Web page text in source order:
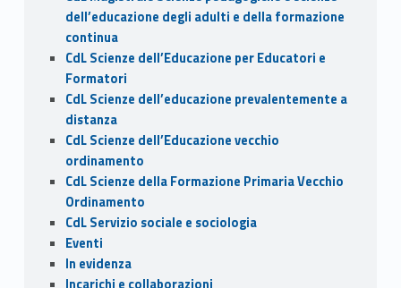
dell’educazione degli adulti e della formazione
continua
CdL Scienze dell’Educazione per Educatori e
Formatori
CdL Scienze dell’educazione prevalentemente a
distanza
CdL Scienze dell’Educazione vecchio
ordinamento
CdL Scienze della Formazione Primaria Vecchio
Ordinamento
CdL Servizio sociale e sociologia
Eventi
In evidenza